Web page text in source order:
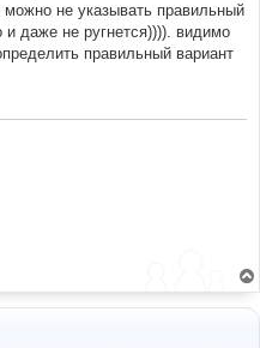
не указывать правильный
и даже не ругнется)))). видимо
правильный вариант